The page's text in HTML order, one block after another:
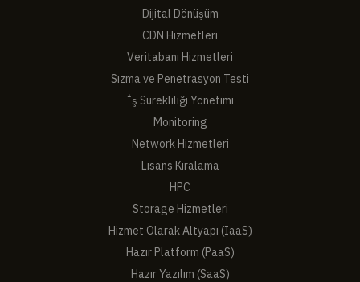
Dijital Dönüşüm
CDN Hizmetleri
Veritabanı Hizmetleri
Sızma ve Penetrasyon Testi
İş Sürekliliği Yönetimi
Monitoring
Network Hizmetleri
Lisans Kiralama
HPC
Storage Hizmetleri
Hizmet Olarak Altyapı (IaaS)
Hazır Platform (PaaS)
Hazır Yazılım (SaaS)